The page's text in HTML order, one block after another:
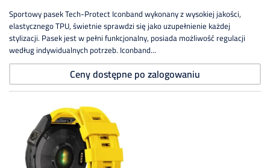
Sportowy pasek Tech-Protect Iconband wykonany z wysokiej jakości,
elastycznego TPU, świetnie sprawdzi się jako uzupełnienie każdej
stylizacji. Pasek jest w pełni funkcjonalny, posiada możliwość regulacji
według indywidualnych potrzeb. Iconband...
Ceny dostępne po zalogowaniu